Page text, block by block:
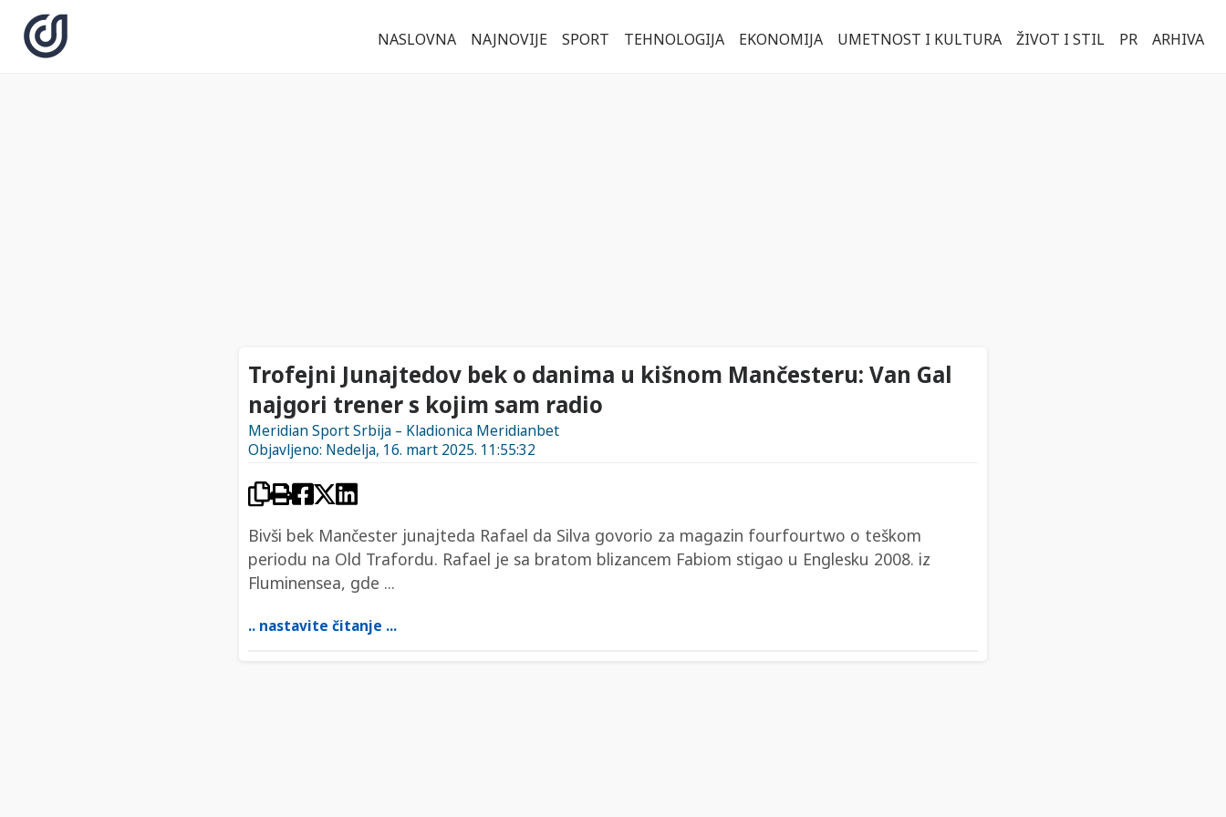
NASLOVNA NAJNOVIJE SPORT TEHNOLOGIJA EKONOMIJA UMETNOST I KULTURA ŽIVOT I STIL PR ARHIVA
Trofejni Junajtedov bek o danima u kišnom Mančesteru: Van Gal
najgori trener s kojim sam radio
Meridian Sport Srbija – Kladionica Meridianbet
Objavljeno: Nedelja, 16. mart 2025. 11:55:32
Bivši bek Mančester junajteda Rafael da Silva govorio za magazin fourfourtwo o teškom
periodu na Old Trafordu. Rafael je sa bratom blizancem Fabiom stigao u Englesku 2008. iz
Fluminensea, gde ...
.. nastavite čitanje ...